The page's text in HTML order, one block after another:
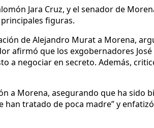
Jara Cruz, y el senador de
figuras.
de Alejandro Murat a Morena,
afirmó que los exgobernadores
a negociar en secreto. Además,
a Morena, asegurando que ha sido
han tratado de poca madre” y